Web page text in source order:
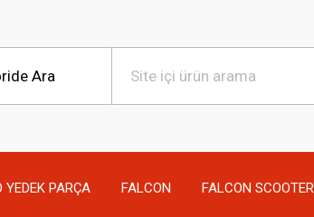
YEDEK PARÇA FALCON FALCON SCOOTER